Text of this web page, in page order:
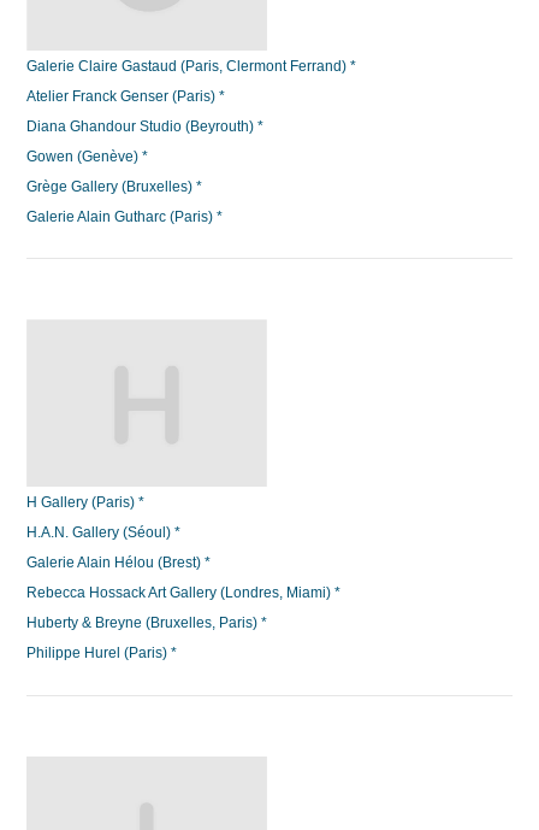
Galerie Claire Gastaud (Paris, Clermont Ferrand) *
Atelier Franck Genser (Paris) *
Diana Ghandour Studio (Beyrouth) *
Gowen (Genève) *
Grège Gallery (Bruxelles) *
Galerie Alain Gutharc (Paris) *
H Gallery (Paris) *
H.A.N. Gallery (Séoul) *
Galerie Alain Hélou (Brest) *
Rebecca Hossack Art Gallery (Londres, Miami) *
Huberty & Breyne (Bruxelles, Paris) *
Philippe Hurel (Paris) *